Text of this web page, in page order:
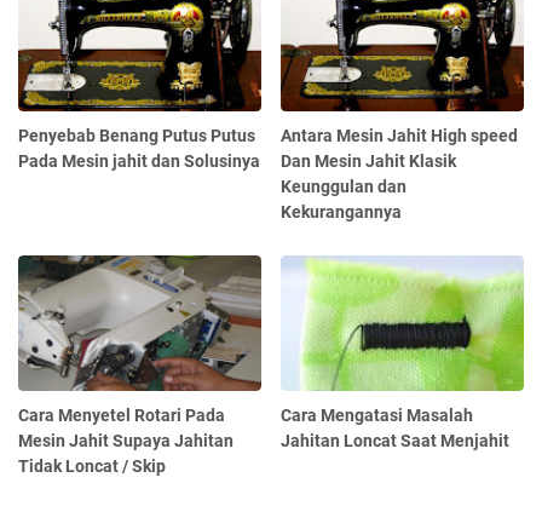
Penyebab Benang Putus Putus
Pada Mesin jahit dan Solusinya
Antara Mesin Jahit High speed
Dan Mesin Jahit Klasik
Keunggulan dan
Kekurangannya
Cara Menyetel Rotari Pada
Mesin Jahit Supaya Jahitan
Tidak Loncat / Skip
Cara Mengatasi Masalah
Jahitan Loncat Saat Menjahit